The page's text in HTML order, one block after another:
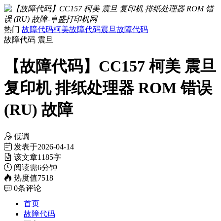
热门 故障代码柯美故障代码震旦故障代码
故障代码 震旦
【故障代码】CC157 柯美 震旦
复印机 排纸处理器 ROM 错误
(RU) 故障
低调
发表于2026-04-14
该文章1185字
阅读需6分钟
热度值7518
0条评论
首页
故障代码